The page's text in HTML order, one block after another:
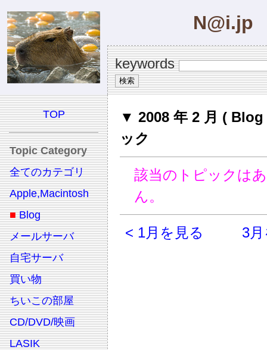
N@i.jp
keywords
TOP
Topic Category
全てのカテゴリ
Apple,Macintosh
■ Blog
メールサーバ
自宅サーバ
買い物
ちいこの部屋
CD/DVD/映画
LASIK
▼ 2008 年 2 月 ( Blog
ック
該当のトピックは
ん。
< 1月を見る 3